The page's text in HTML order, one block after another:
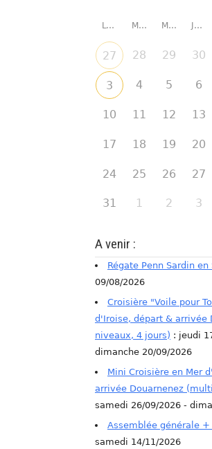
LUNDI MARDI MERCREDI JEUDI
27 28 29 30
3 4 5 6
10 11 12 13
17 18 19 20
24 25 26 27
31 1 2 3
A venir :
Régate Penn Sardin en
09/08/2026
Croisière "Voile pour
d'Iroise, départ & arrivée
niveaux, 4 jours) : jeudi
dimanche 20/09/2026
Mini Croisière en Mer
arrivée Douarnenez
samedi 26/09/2026 -
Assemblée générale +
samedi 14/11/2026